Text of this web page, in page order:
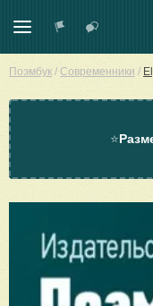
Поэмбук / Современники /
⭐